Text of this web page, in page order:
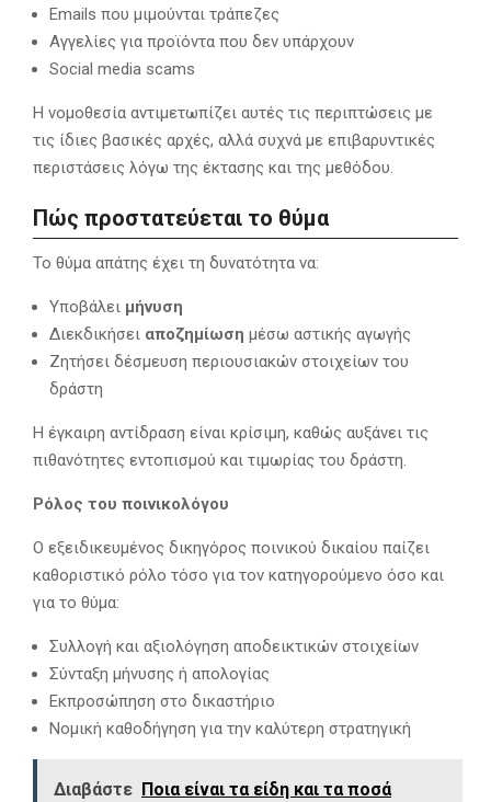
Emails που μιμούνται τράπεζες
Αγγελίες για προϊόντα που δεν υπάρχουν
Social media scams
Η νομοθεσία αντιμετωπίζει αυτές τις περιπτώσεις με
τις ίδιες βασικές αρχές, αλλά συχνά με επιβαρυντικές
περιστάσεις λόγω της έκτασης και της μεθόδου.
Πώς προστατεύεται το θύμα
Το θύμα απάτης έχει τη δυνατότητα να:
Υποβάλει μήνυση
Διεκδικήσει αποζημίωση μέσω αστικής αγωγής
Ζητήσει δέσμευση περιουσιακών στοιχείων του
δράστη
Η έγκαιρη αντίδραση είναι κρίσιμη, καθώς αυξάνει τις
πιθανότητες εντοπισμού και τιμωρίας του δράστη.
Ρόλος του ποινικολόγου
Ο εξειδικευμένος δικηγόρος ποινικού δικαίου παίζει
καθοριστικό ρόλο τόσο για τον κατηγορούμενο όσο και
για το θύμα:
Συλλογή και αξιολόγηση αποδεικτικών στοιχείων
Σύνταξη μήνυσης ή απολογίας
Εκπροσώπηση στο δικαστήριο
Νομική καθοδήγηση για την καλύτερη στρατηγική
Διαβάστε Ποια είναι τα είδη και τα ποσά